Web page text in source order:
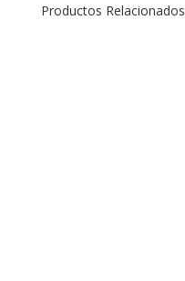
Productos Relacionados